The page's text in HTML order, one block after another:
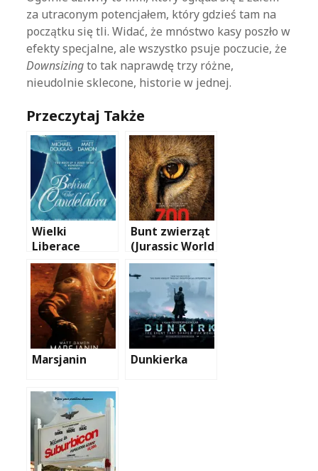
za utraconym potencjałem, który gdzieś tam na
początku się tli. Widać, że mnóstwo kasy poszło w
efekty specjalne, ale wszystko psuje poczucie, że
Downsizingto tak naprawdę trzy różne,
nieudolnie sklecone, historie w jednej.
Przeczytaj Także
Wielki
Liberace
(Behind the
Candelabra)
Bunt zwierząt
(Jurassic World
i serial Zoo)
Marsjanin Dunkierka